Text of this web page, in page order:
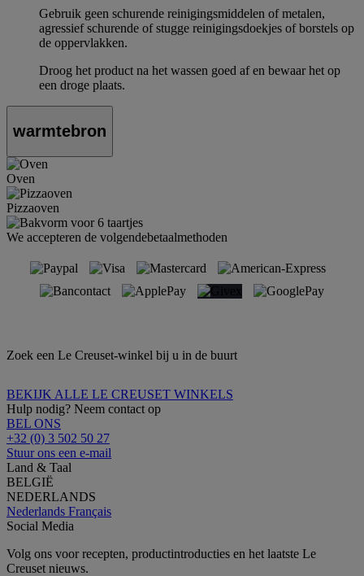
Gebruik geen schurende reinigingsmiddelen of metalen,
agressief schurende of stugge reinigingsdoekjes of borstels op
de oppervlakken.
Droog het product na het wassen goed af en bewaar het op
een droge plaats.
warmtebron
Oven
Pizzaoven
We accepteren de volgendebetaalmethoden
Zoek een Le Creuset-winkel bij u in de buurt
BEKIJK ALLE LE CREUSET WINKELS
Hulp nodig? Neem contact op
BEL ONS
+32 (0) 3 502 50 27
Stuur ons een e-mail
Land & Taal
BELGIË
NEDERLANDS
Nederlands Français
Social Media
Volg ons voor recepten, productintroducties en het laatste Le
Creuset nieuws.